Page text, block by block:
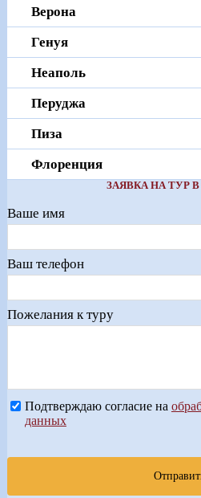
Верона
Генуя
Неаполь
Перуджа
Пиза
Флоренция
ЗАЯВКА НА ТУР
Ваше имя
Ваш телефон
Пожелания к туру
Подтверждаю согласие на
данных